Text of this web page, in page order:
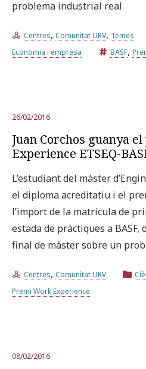
Subscriu-te als butlletins de
problema industrial real
Centres, Comunitat URV, Temes
Economia i empresa BASF,
26/02/2016
Juan Corchos guanya
Experience ETSEQ-
L’estudiant del màster
el diploma acreditatiu i el
l’import de la matrícula de
estada de pràctiques a
final de màster sobre un
Centres, Comunitat URV
Premi Work Experience
08/02/2016